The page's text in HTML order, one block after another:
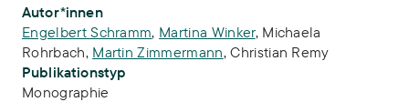
Publikations-Infos
Autor*innen
Engelbert Schramm, Martina Winker, Michaela
Rohrbach, Martin Zimmermann,Christian Remy
Publikationstyp
Monographie